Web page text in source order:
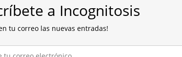
a Incognitosis
tu correo las nuevas entradas!